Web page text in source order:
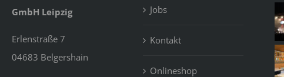
GmbH Leipzig
Erlenstraße 7
04683 Belgershain
Jobs
Kontakt
Onlineshop